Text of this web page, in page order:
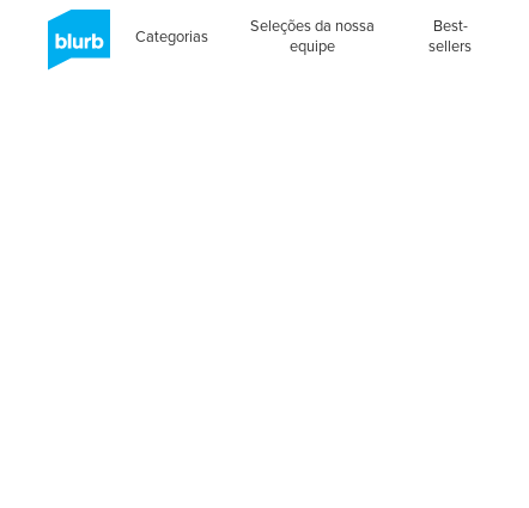
Categorias
Seleções da nossa
equipe
Best-
sellers